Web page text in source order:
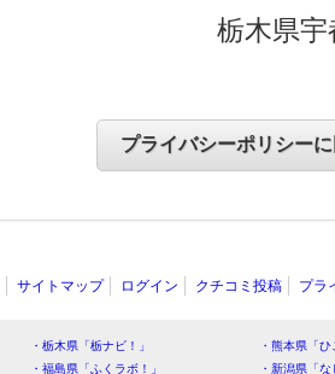
栃木県
サイトマップ ログイン クチコミ投稿 プラ
・栃木県「栃ナビ！」
・熊本県「
・福島県「ふくラボ！」
・新潟県「